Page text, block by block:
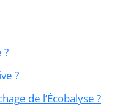
?
?
de l’Écobalyse ?